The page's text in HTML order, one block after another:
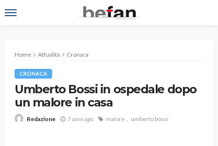
Home Attualità Cronaca
CRONACA
Umberto Bossi in ospedale dopo
un malore in casa
Redazione 7 anni ago malore umberto bossi